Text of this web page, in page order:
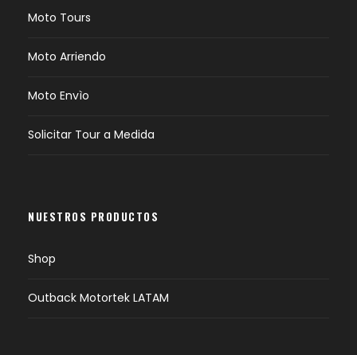
Moto Tours
Moto Arriendo
Moto Envìo
Solicitar Tour a Medida
NUESTROS PRODUCTOS
Shop
Outback Motortek LATAM